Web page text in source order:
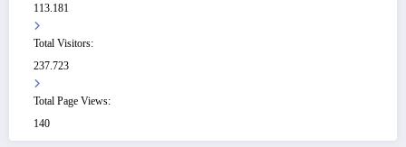
113.181
Total Visitors:
237.723
Total Page Views:
140